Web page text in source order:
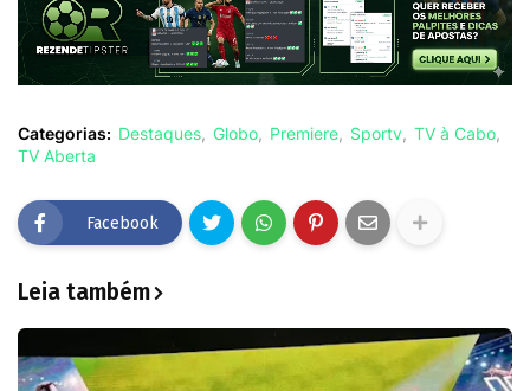
Categorias: Destaques Globo Premiere Sportv TV à Cabo
TV Aberta
Facebook
Leia também